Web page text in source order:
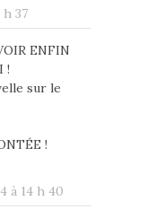
h 37
ENFIN
!
sur le
!
à 14 h 40